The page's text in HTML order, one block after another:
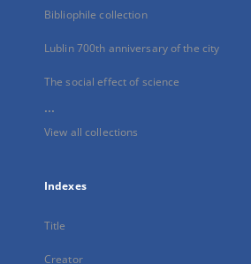
Bibliophile collection
Lublin 700th anniversary of the city
The social effect of science
...
View all collections
Indexes
Title
Creator